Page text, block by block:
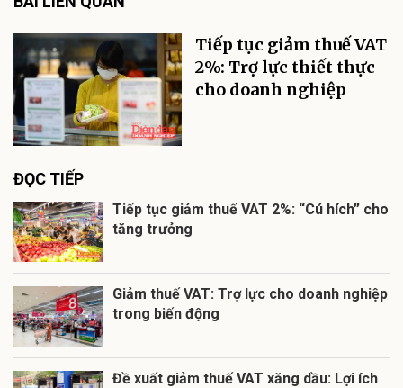
Tiếp tục giảm thuế VAT
2%: Trợ lực thiết thực
cho doanh nghiệp
ĐỌC TIẾP
Tiếp tục giảm thuế VAT 2%: “Cú hích” cho
tăng trưởng
Giảm thuế VAT: Trợ lực cho doanh nghiệp
trong biến động
Đề xuất giảm thuế VAT xăng dầu: Lợi ích